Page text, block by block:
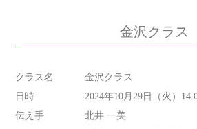
金沢クラス
クラス名
金沢クラス
日時
2024年10月29日（火）
伝え手
北井 一美